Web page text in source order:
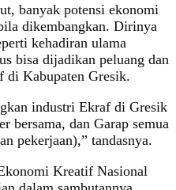
banyak potensi ekonomi
dikembangkan. Dirinya
kehadiran ulama
bisa dijadikan peluang dan
di Kabupaten Gresik.
industri Ekraf di Gresik
bersama, dan Garap semua
pekerjaan),” tandasnya.
Kreatif Nasional